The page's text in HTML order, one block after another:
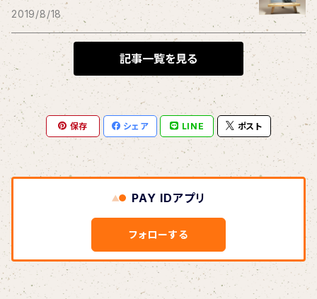
THE BLACK SHANSONS
BLONDnewHALF
Blondy
BOAR HUNTER
bud&harbor
Bulbs Of Passion
B玉
2019/8/18
記事一覧を見る
保存 シェア LINE ポスト
PAY IDアプリ
フォローする